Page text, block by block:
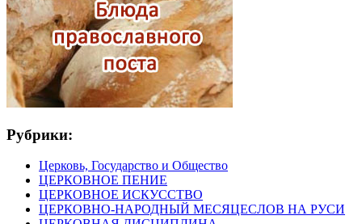
Рубрики:
Церковь, Государство и Общество
ЦЕРКОВНОЕ ПЕНИЕ
ЦЕРКОВНОЕ ИСКУССТВО
ЦЕРКОВНО-НАРОДНЫЙ МЕСЯЦЕСЛОВ НА РУСИ